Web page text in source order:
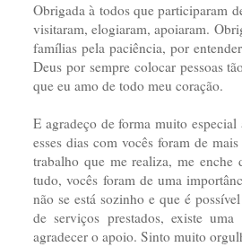
Obrigada à todos que participaram
visitaram, elogiaram, apoiaram.
famílias pela paciência, por
Deus por sempre colocar pessoas
que eu amo de todo meu coração.
E agradeço de forma muito
esses dias com vocês foram de
trabalho que me realiza, me
tudo, vocês foram de uma
não se está sozinho e que é
de serviços prestados, existe
agradecer o apoio. Sinto muito